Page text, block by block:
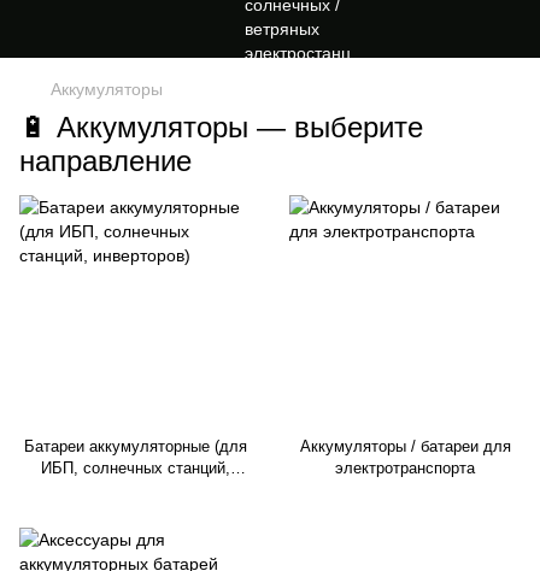
Аккумуляторы
🔋 Аккумуляторы — выберите
направление
Батареи аккумуляторные (для
ИБП, солнечных станций,
Аккумуляторы / батареи для
электротранспорта